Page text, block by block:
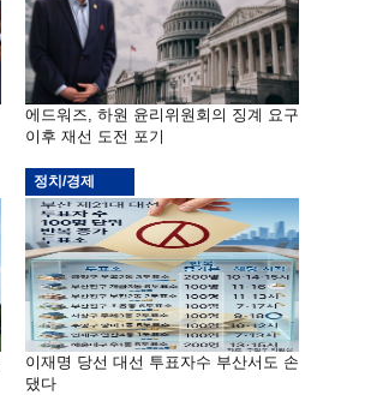
에드워즈, 하원 윤리위원회의 징계 요구
이후 재선 도전 포기
정치/경제
이재명 당선 대선 투표자수 부산서도 손
댔다